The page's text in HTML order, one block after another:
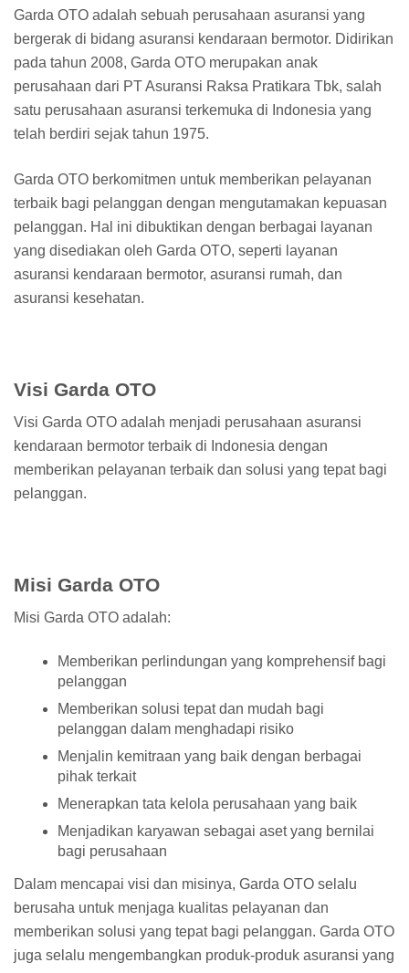
Garda OTO adalah sebuah perusahaan asuransi yang
bergerak di bidang asuransi kendaraan bermotor. Didirikan
pada tahun 2008, Garda OTO merupakan anak
perusahaan dari PT Asuransi Raksa Pratikara Tbk, salah
satu perusahaan asuransi terkemuka di Indonesia yang
telah berdiri sejak tahun 1975.
Garda OTO berkomitmen untuk memberikan pelayanan
terbaik bagi pelanggan dengan mengutamakan kepuasan
pelanggan. Hal ini dibuktikan dengan berbagai layanan
yang disediakan oleh Garda OTO, seperti layanan
asuransi kendaraan bermotor, asuransi rumah, dan
asuransi kesehatan.
Visi Garda OTO
Visi Garda OTO adalah menjadi perusahaan asuransi
kendaraan bermotor terbaik di Indonesia dengan
memberikan pelayanan terbaik dan solusi yang tepat bagi
pelanggan.
Misi Garda OTO
Misi Garda OTO adalah:
Memberikan perlindungan yang komprehensif bagi
pelanggan
Memberikan solusi tepat dan mudah bagi
pelanggan dalam menghadapi risiko
Menjalin kemitraan yang baik dengan berbagai
pihak terkait
Menerapkan tata kelola perusahaan yang baik
Menjadikan karyawan sebagai aset yang bernilai
bagi perusahaan
Dalam mencapai visi dan misinya, Garda OTO selalu
berusaha untuk menjaga kualitas pelayanan dan
memberikan solusi yang tepat bagi pelanggan. Garda OTO
juga selalu mengembangkan produk-produk asuransi yang